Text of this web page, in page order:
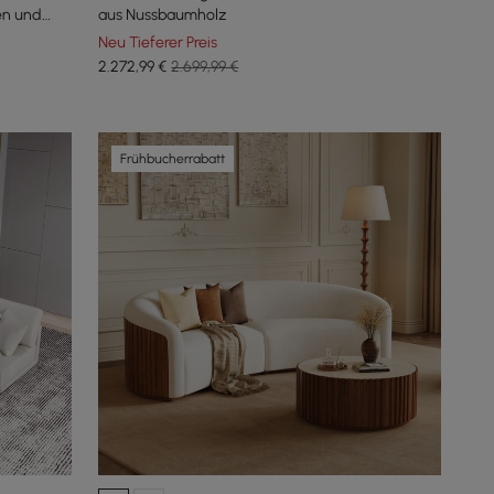
und
aus Nussbaumholz
Neu Tieferer Preis
2.272,99€ 2.699,99 €
Frühbucherrabatt